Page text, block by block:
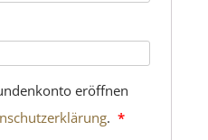
eröffnen
. *